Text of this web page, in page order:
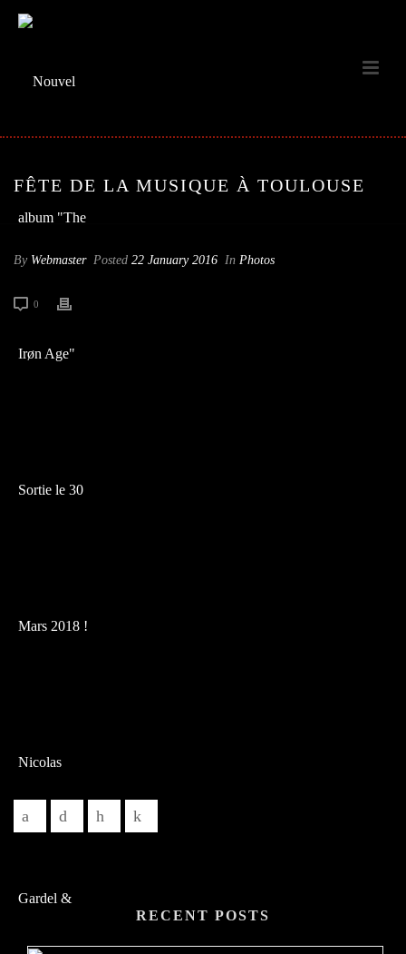
FÊTE DE LA MUSIQUE À TOULOUSE
By Webmaster Posted 22 January 2016 In Photos
0
RECENT POSTS